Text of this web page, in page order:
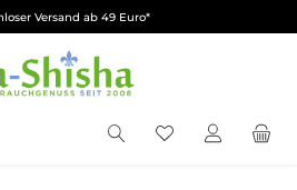
Versand ab 49 Euro*
Du hast 0